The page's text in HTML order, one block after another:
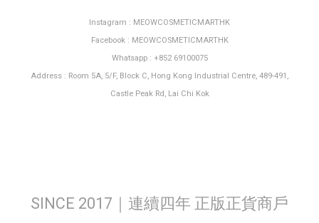
Instagram : MEOWCOSMETICMARTHK
Facebook : MEOWCOSMETICMARTHK
Whatsapp : +852 69100075
Address : Room 5A, 5/F, Block C, Hong Kong Industrial Centre, 489-491,
Castle Peak Rd, Lai Chi Kok
SINCE 2017｜連續四年 正版正貨商戶